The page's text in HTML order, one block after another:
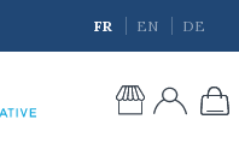
FR EN DE